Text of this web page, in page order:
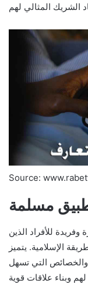
Source:
مسلمة
للأفراد الذين
الإسلامية. يتميز
التي تسهل
وبناء علاقات قوية